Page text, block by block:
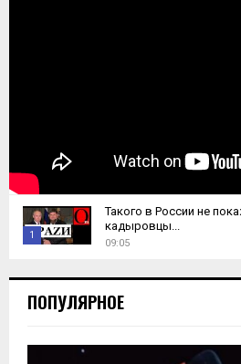
1
h
u
Такого в России не
кадыровцы...
09:05
ПОПУЛЯРНОЕ